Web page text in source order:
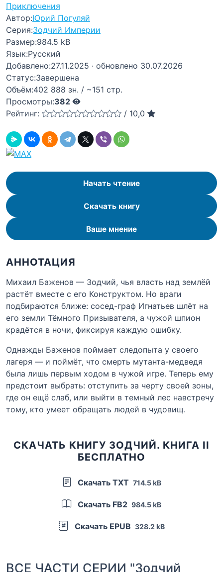
Приключения
Автор:Юрий Погуляй
Серия:Зодчий Империи
Размер:984.5 kB
Язык:Русский
Добавлено:27.11.2025 · обновлено 30.07.2026
Статус:Завершена
Объём:402 888 зн. / ~151 стр.
Просмотры:382
Рейтинг:
/ 10,0
Начать чтение
Скачать книгу
Ваше мнение
АННОТАЦИЯ
Михаил Баженов — Зодчий, чья власть над землёй
растёт вместе с его Конструктом. Но враги
подбираются ближе: сосед-граф Игнатьев шлёт на
его земли Тёмного Призывателя, а чужой шпион
крадётся в ночи, фиксируя каждую ошибку.
Однажды Баженов поймает следопыта у своего
лагеря — и поймёт, что смерть мутанта-медведя
была лишь первым ходом в чужой игре. Теперь ему
предстоит выбрать: отступить за черту своей зоны,
где он ещё слаб, или выйти в темный лес навстречу
тому, кто умеет обращать людей в чудовищ.
СКАЧАТЬ КНИГУ ЗОДЧИЙ. КНИГА II
БЕСПЛАТНО
Скачать TXT 714.5 kB
Скачать FB2 984.5 kB
Скачать EPUB 328.2 kB
ВСЕ ЧАСТИ СЕРИИ "Зодчий